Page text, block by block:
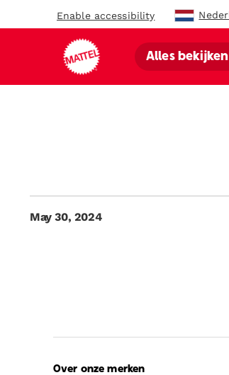
Enable accessibility
Alles bekijken
May 30, 2024
Over onze merken